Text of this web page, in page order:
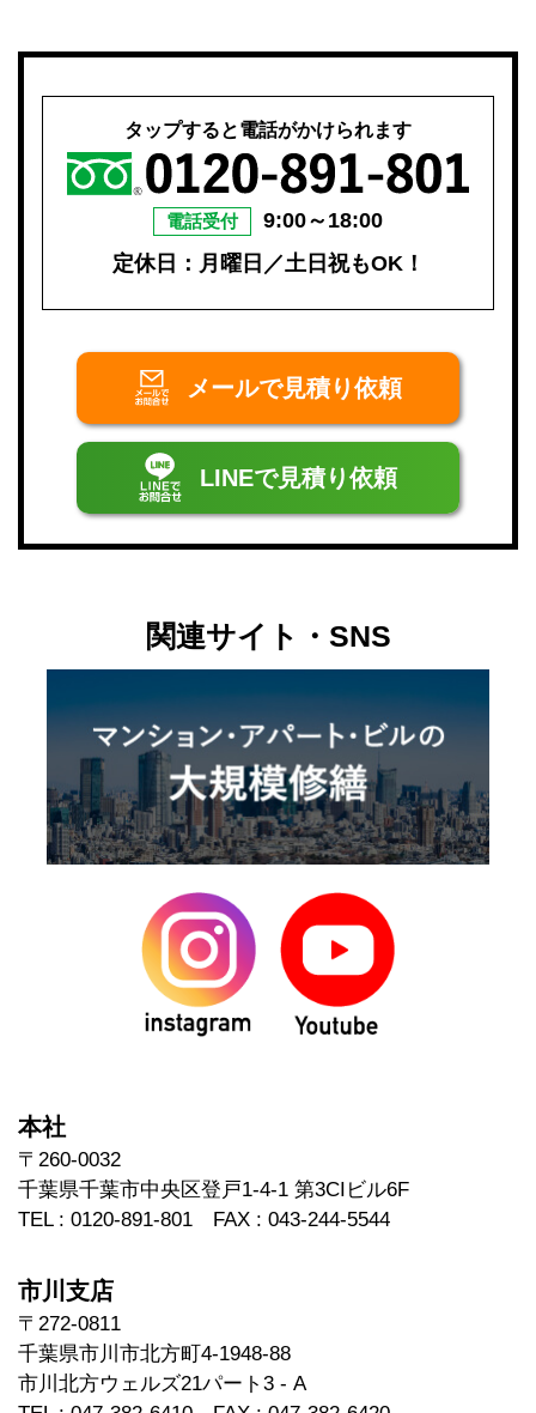
タップすると電話がかけられます
電話受付
9:00～18:00
定休日：月曜日／土日祝もOK！
メールで見積り依頼
LINEで見積り依頼
関連サイト・SNS
本社
〒260-0032
千葉県千葉市中央区登戸1-4-1 第3CIビル6F
TEL : 0120-891-801 FAX : 043-244-5544
市川支店
〒272-0811
千葉県市川市北方町4-1948-88
市川北方ウェルズ21パート3 - A